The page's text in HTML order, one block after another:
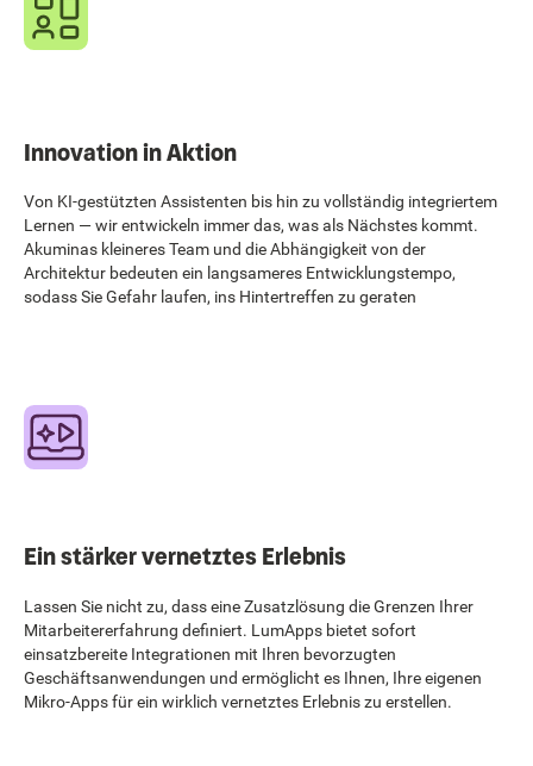
Innovation in Aktion
Von KI-gestützten Assistenten bis hin zu vollständig integriertem
Lernen — wir entwickeln immer das, was als Nächstes kommt.
Akuminas kleineres Team und die Abhängigkeit von der
Architektur bedeuten ein langsameres Entwicklungstempo,
sodass Sie Gefahr laufen, ins Hintertreffen zu geraten
Ein stärker vernetztes Erlebnis
Lassen Sie nicht zu, dass eine Zusatzlösung die Grenzen Ihrer
Mitarbeitererfahrung definiert. LumApps bietet sofort
einsatzbereite Integrationen mit Ihren bevorzugten
Geschäftsanwendungen und ermöglicht es Ihnen, Ihre eigenen
Mikro-Apps für ein wirklich vernetztes Erlebnis zu erstellen.